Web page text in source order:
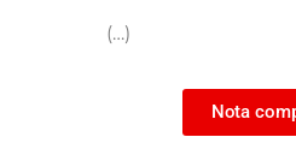
(…)
Nota